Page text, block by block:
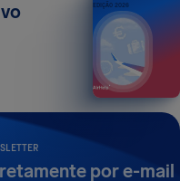
por e-mail
EDIÇÃO 2026